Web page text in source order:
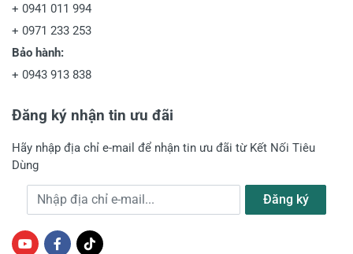
+ 0941 011 994
+ 0971 233 253
Bảo hành:
+ 0943 913 838
Đăng ký nhận tin ưu đãi
Hãy nhập địa chỉ e-mail để nhận tin ưu đãi từ Kết Nối Tiêu
Dùng
Địa chỉ e-mail Đăng ký